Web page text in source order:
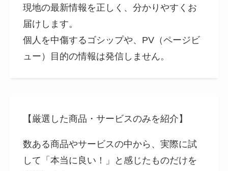
現地の最新情報を正しく、分かりやすくお
届けします。
個人を中傷するゴシップや、PV（ページビ
ュー）目的の情報は発信しません。
【厳選した商品・サービスのみを紹介】
数ある商品やサービスの中から、実際に試
して「本当に良い！」と感じたものだけを